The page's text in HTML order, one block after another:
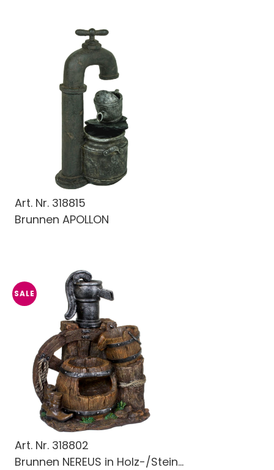
Art. Nr. 318815
Brunnen APOLLON
SALE
Art. Nr. 318802
Brunnen NEREUS in Holz-/Stein...